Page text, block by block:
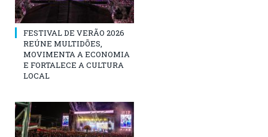
FESTIVAL DE VERÃO 2026
REÚNE MULTIDÕES,
MOVIMENTA A ECONOMIA
E FORTALECE A CULTURA
LOCAL